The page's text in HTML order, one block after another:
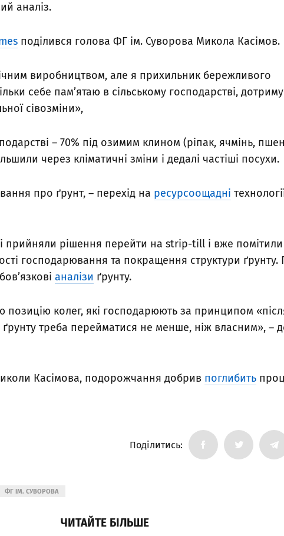
аналіз.
поділився голова ФГ ім. Суворова Микола Касімов.
виробництвом, але я прихильник бережливого
себе пам’ятаю в сільському господарстві,
сівозміни»,
– 70% під озимим клином (ріпак, ячмінь,
через кліматичні зміни і дедалі частіші посухи.
про ґрунт, – перехід на ресурсоощадні
прийняли рішення перейти на strip-till і вже
господарювання та покращення структури ґрунту.
аналізи ґрунту.
позицію колег, які господарюють за принципом
треба перейматися не менше, ніж власним», –
Касімова, подорожчання добрив поглибить
Поділитись:
ФГ ІМ. СУВОРОВА
ЧИТАЙТЕ БІЛЬШЕ